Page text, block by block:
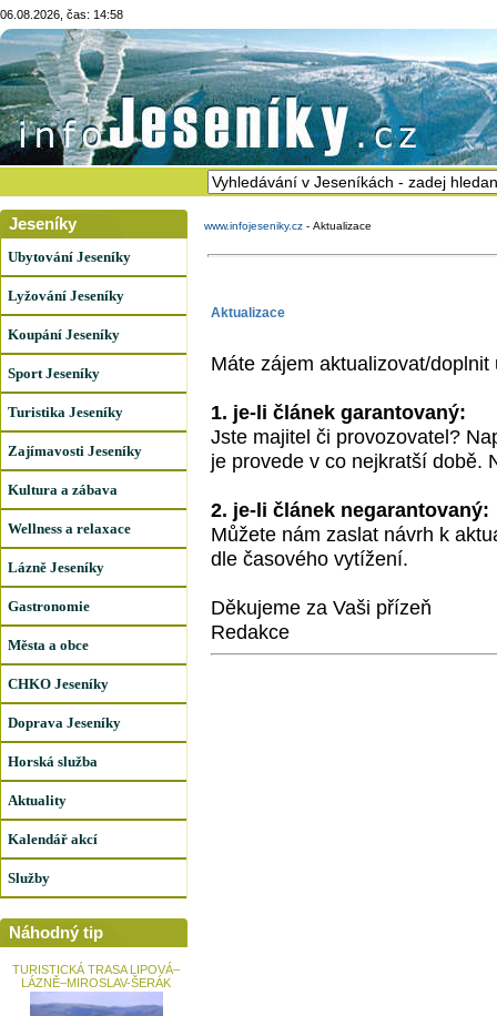
06.08.2026, čas: 14:58
Jeseníky
Ubytování Jeseníky
Lyžování Jeseníky
Koupání Jeseníky
Sport Jeseníky
Turistika Jeseníky
Zajímavosti Jeseníky
Kultura a zábava
Wellness a relaxace
Lázně Jeseníky
Gastronomie
Města a obce
CHKO Jeseníky
Doprava Jeseníky
Horská služba
Aktuality
Kalendář akcí
Služby
Náhodný tip
TURISTICKÁ TRASA LIPOVÁ–
LÁZNĚ–MIROSLAV-ŠERÁK
www.infojeseniky.cz - Aktualizace
Aktualizace
Máte zájem aktualizovat/
1. je-li článek garantovaný:
Jste majitel či provozovatel?
je provede v co nejkratší době.
2. je-li článek negarantovaný:
Můžete nám zaslat návrh k
dle časového vytížení.
Děkujeme za Vaši přízeň
Redakce